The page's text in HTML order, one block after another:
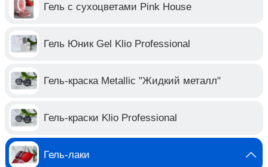
Гель с сухоцветами Pink House
Гель Юник Gel Klio Professional
Гель-краска Metallic "Жидкий металл"
Гель-краски Klio Professional
Гель-лаки